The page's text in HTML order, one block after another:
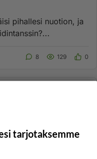
pihallesi nuotion, ja
8 129 0
kaipailisin
tarjotaksemme